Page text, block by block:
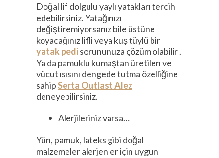
Doğal lif dolgulu yaylı yatakları tercih
edebilirsiniz. Yatağınızı
değiştiremiyorsanız bile üstüne
koyacağınız lifli veya kuş tüylü bir
yatak pedisorununuza çözüm olabilir .
Ya da pamuklu kumaştan üretilen ve
vücut ısısını dengede tutma özelliğine
sahipSerta Outlast Alez
deneyebilirsiniz.
Alerjileriniz varsa…
Yün, pamuk, lateks gibi doğal
malzemeler alerjenler için uygun